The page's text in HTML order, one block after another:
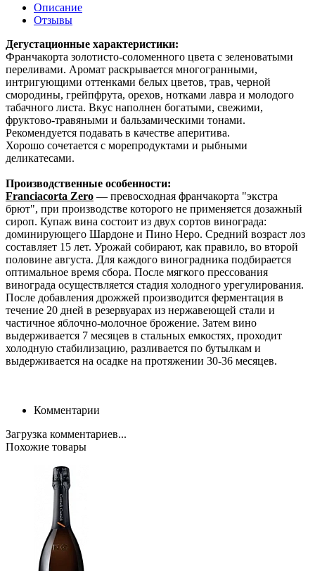
Описание
Отзывы
Дегустационные характеристики:
Франчакорта золотисто-соломенного цвета с зеленоватыми
переливами. Аромат раскрывается многогранными,
интригующими оттенками белых цветов, трав, черной
смородины, грейпфрута, орехов, нотками лавра и молодого
табачного листа. Вкус наполнен богатыми, свежими,
фруктово-травяными и бальзамическими тонами.
Рекомендуется подавать в качестве аперитива.
Хорошо сочетается с морепродуктами и рыбными
деликатесами.
Производственные особенности:
Franciacorta Zero — превосходная франчакорта "экстра
брют", при производстве которого не применяется дозажный
сироп. Купаж вина состоит из двух сортов винограда:
доминирующего Шардоне и Пино Неро. Средний возраст лоз
составляет 15 лет. Урожай собирают, как правило, во второй
половине августа. Для каждого виноградника подбирается
оптимальное время сбора. После мягкого прессования
винограда осуществляется стадия холодного урегулирования.
После добавления дрожжей производится ферментация в
течение 20 дней в резервуарах из нержавеющей стали и
частичное яблочно-молочное брожение. Затем вино
выдерживается 7 месяцев в стальных емкостях, проходит
холодную стабилизацию, разливается по бутылкам и
выдерживается на осадке на протяжении 30-36 месяцев.
Комментарии
Загрузка комментариев...
Похожие товары